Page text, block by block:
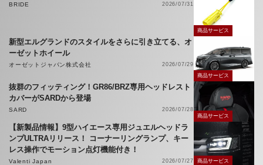
BRIDE 2026/07/31
商品サービス
新型エルグランドのスタイルをさらに引き立てる、オ
ーゼットホイール
オーゼットジャパン株式会社
2026/07/29
商品サービス
抜群のフィッティング！GR86/BRZ専用ヘッドレスト
カバーがSARDから登場
SARD
2026/07/28
商品サービス
【新製品情報】9型ハイエース専用ジュエルヘッドラ
ンプULTRAリリース！ コーナーリングランプ、キー
レス操作でモーション点灯機能付き！
Valenti Japan 2026/07/27 商品サービス